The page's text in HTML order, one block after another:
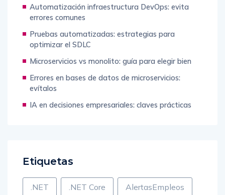
Automatización infraestructura DevOps: evita
errores comunes
Pruebas automatizadas: estrategias para
optimizar el SDLC
Microservicios vs monolito: guía para elegir bien
Errores en bases de datos de microservicios:
evítalos
IA en decisiones empresariales: claves prácticas
Etiquetas
.NET .NET Core AlertasEmpleos